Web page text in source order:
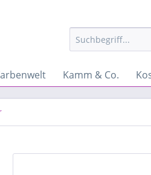
Kamm & Co.